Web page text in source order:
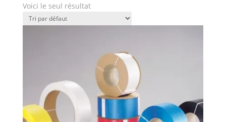
Voici le seul résultat